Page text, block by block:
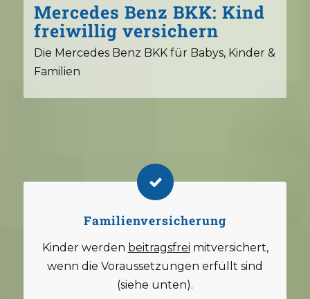
Mercedes Benz BKK: Kind
freiwillig versichern
Die Mercedes Benz BKK für Babys, Kinder &
Familien
Familienversicherung
Kinder werden beitragsfrei mitversichert,
wenn die Voraussetzungen erfüllt sind
(siehe unten).